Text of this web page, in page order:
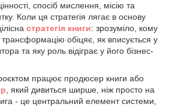
спосіб мислення, місію та
Коли ця стратегія лягає в основу
стратегія книги: зрозуміло, кому
обіцяє, як вписується у
та яку роль відіграє у його бізнес-
працює продюсер книги або
, який дивиться ширше, ніж просто на
- це центральний елемент системи,